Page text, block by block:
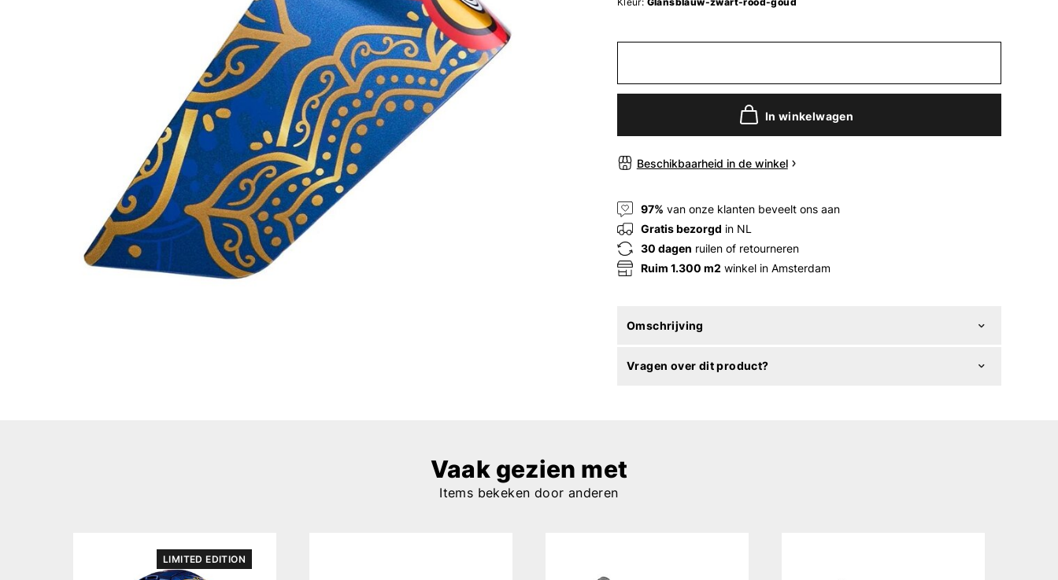
In winkelwagen
Beschikbaarheid in de winkel
97% van onze klanten beveelt ons aan
Gratis bezorgd in NL
30 dagen ruilen of retourneren
Ruim 1.300 m2 winkel in Amsterdam
Omschrijving
Vragen over dit product?
Vaak gezien met
Items bekeken door anderen
LIMITED EDITION